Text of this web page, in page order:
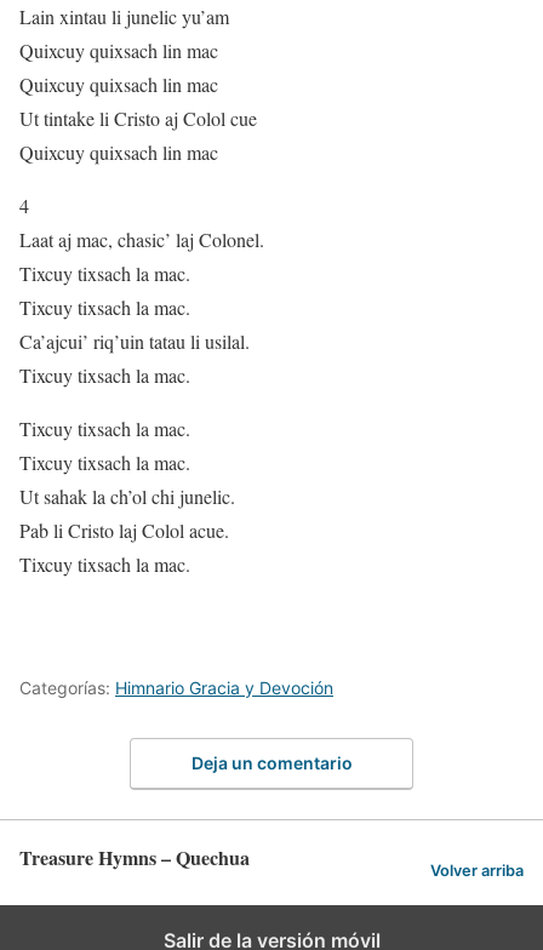
Lain xintau li junelic yu’am
Quixcuy quixsach lin mac
Quixcuy quixsach lin mac
Ut tintake li Cristo aj Colol cue
Quixcuy quixsach lin mac
4
Laat aj mac, chasic’ laj Colonel.
Tixcuy tixsach la mac.
Tixcuy tixsach la mac.
Ca’ajcui’ riq’uin tatau li usilal.
Tixcuy tixsach la mac.
Tixcuy tixsach la mac.
Tixcuy tixsach la mac.
Ut sahak la ch’ol chi junelic.
Pab li Cristo laj Colol acue.
Tixcuy tixsach la mac.
Categorías: Himnario Gracia y Devoción
Deja un comentario
Treasure Hymns – Quechua Volver arriba
Salir de la versión móvil